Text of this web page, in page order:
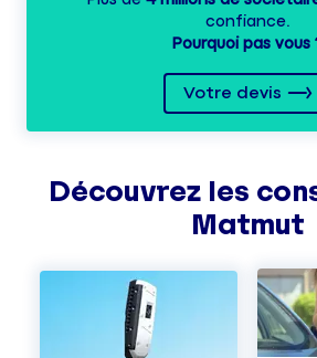
confiance.
Pourquoi pas vous
Votre devis
Découvrez les
Matmut